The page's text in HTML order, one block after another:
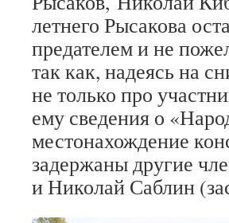
летнего Рысакова
предателем и не
так как, надеясь на
не только про
ему сведения о
местонахождение
задержаны другие
и Николай Саблин